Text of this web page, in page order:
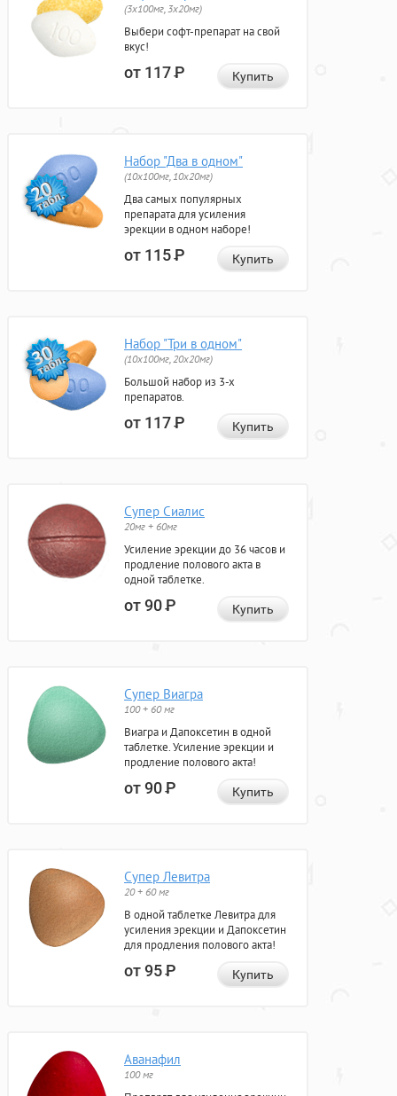
(3x100мг, 3x20мг)
Выбери софт-препарат на свой
вкус!
от 117Р Купить
Набор "Два в одном"
(10x100мг, 10x20мг)
Два самых популярных
препарата для усиления
эрекции в одном наборе!
от 115Р Купить
Набор "Три в одном"
(10x100мг, 20x20мг)
Большой набор из 3-х
препаратов.
от 117Р Купить
Супер Сиалис
20мг + 60мг
Усиление эрекции до 36 часов и
продление полового акта в
одной таблетке.
от 90Р Купить
Супер Виагра
100 + 60 мг
Виагра и Дапоксетин в одной
таблетке. Усиление эрекции и
продление полового акта!
от 90Р Купить
Супер Левитра
20 + 60 мг
В одной таблетке Левитра для
усиления эрекции и Дапоксетин
для продления полового акта!
от 95Р Купить
Аванафил
100 мг